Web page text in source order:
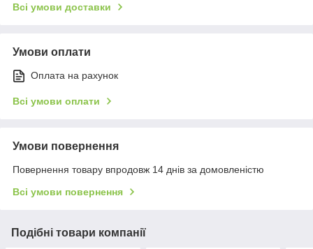
Всі умови доставки
Умови оплати
Оплата на рахунок
Всі умови оплати
Умови повернення
Повернення товару впродовж 14 днів за домовленістю
Всі умови повернення
Подібні товари компанії